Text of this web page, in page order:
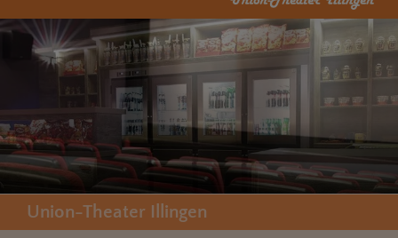
Union-Theater Illingen